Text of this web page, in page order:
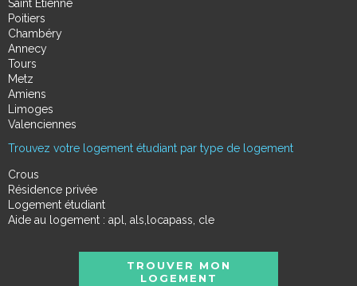
Saint Étienne
Poitiers
Chambéry
Annecy
Tours
Metz
Amiens
Limoges
Valenciennes
Trouvez votre logement étudiant par type de logement
Crous
Résidence privée
Logement étudiant
Aide au logement : apl, als,locapass, cle
TROUVER MON
LOGEMENT